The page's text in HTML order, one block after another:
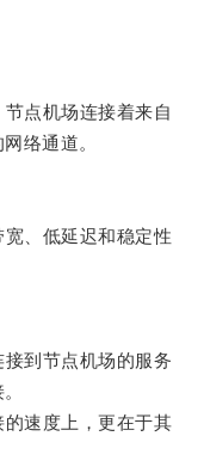
点机场连接着来自
络通道。
、低延迟和稳定性
到节点机场的服务
速度上，更在于其